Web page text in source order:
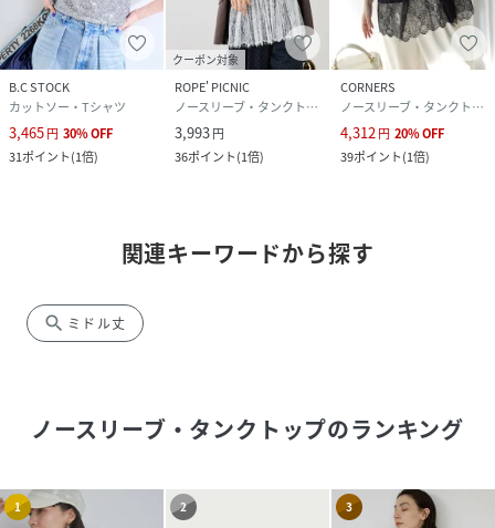
B.C STOCK
カットソー・Tシャツ
3,465円 30%OFF
31ポイント(1倍)
クーポン対象
ROPE' PICNIC
ノースリーブ・タンクトップ
3,993円
36ポイント(1倍)
CORNERS
ノースリーブ・タンクトップ
4,312 円 20%OFF
39ポイント(1倍)
関連キーワードから探す
search ミドル丈
ノースリーブ・タンクトップのランキング
1 2 3